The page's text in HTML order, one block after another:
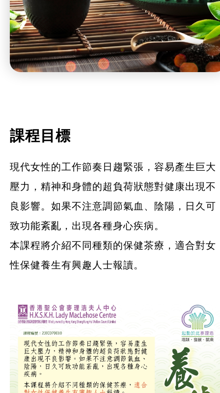
最新消息
服務單位及聯絡
課程目標
現代女性的工作節奏日趨緊張，容易產生巨大
壓力，精神和身體的超負荷狀態對健康出現不
良影響。如果不注意調節氣血、陰陽，日久可
致功能紊亂，出現各種身心疾病。
本課程將介紹不同種類的保健茶療，適合對女
性保健養生有興趣人士報讀。